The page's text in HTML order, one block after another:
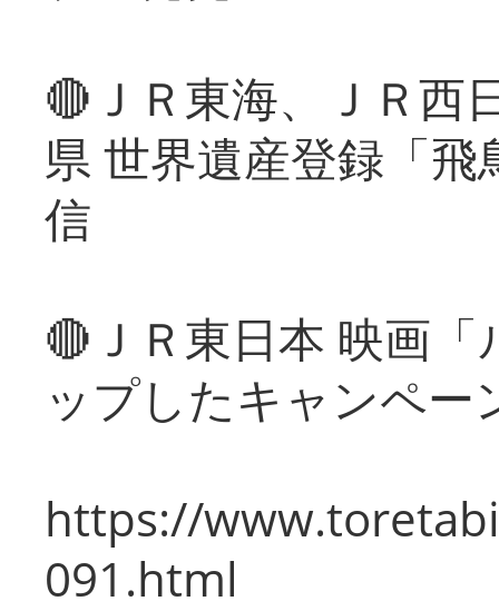
🔴ＪＲ東海、ＪＲ西
県 世界遺産登録「
信
🔴ＪＲ東日本 映画
ップしたキャンペー
https://
091.html